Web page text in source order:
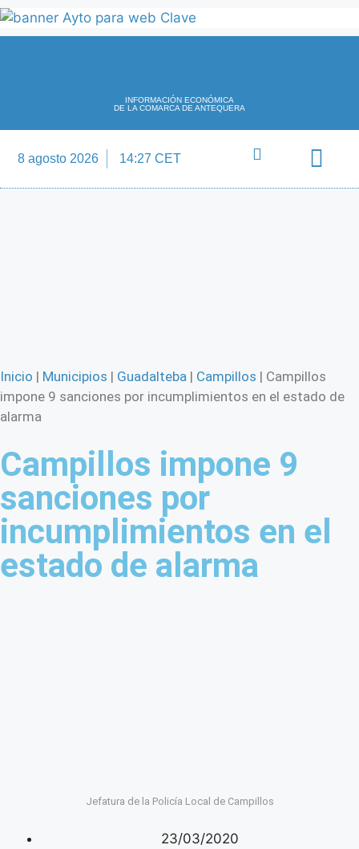
INFORMACIÓN ECONÓMICA
DE LA COMARCA DE ANTEQUERA
8 agosto 2026 14:27 CET
Inicio | Municipios | Guadalteba | Campillos | Campillos
impone 9 sanciones por incumplimientos en el estado de
alarma
Campillos impone 9
sanciones por
incumplimientos en el
estado de alarma
Jefatura de la Policía Local de Campillos
23/03/2020